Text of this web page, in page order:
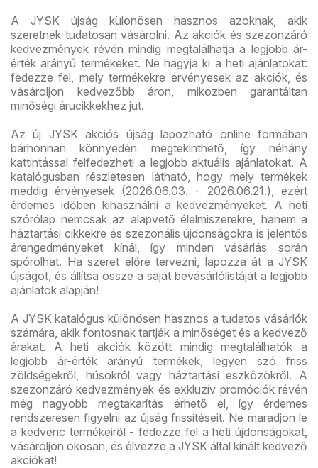
A JYSK újság különösen hasznos azoknak, akik
szeretnek tudatosan vásárolni. Az akciók és szezonzáró
kedvezmények révén mindig megtalálhatja a legjobb ár-
érték arányú termékeket. Ne hagyja ki a heti ajánlatokat:
fedezze fel, mely termékekre érvényesek az akciók, és
vásároljon kedvezőbb áron, miközben garantáltan
minőségi árucikkekhez jut.
Az új JYSK akciós újság lapozható online formában
bárhonnan könnyedén megtekinthető, így néhány
kattintással felfedezheti a legjobb aktuális ajánlatokat. A
katalógusban részletesen látható, hogy mely termékek
meddig érvényesek (2026.06.03. - 2026.06.21.), ezért
érdemes időben kihasználni a kedvezményeket. A heti
szórólap nemcsak az alapvető élelmiszerekre, hanem a
háztartási cikkekre és szezonális újdonságokra is jelentős
árengedményeket kínál, így minden vásárlás során
spórolhat. Ha szeret előre tervezni, lapozza át a JYSK
újságot, és állítsa össze a saját bevásárlólistáját a legjobb
ajánlatok alapján!
A JYSK katalógus különösen hasznos a tudatos vásárlók
számára, akik fontosnak tartják a minőséget és a kedvező
árakat. A heti akciók között mindig megtalálhatók a
legjobb ár-érték arányú termékek, legyen szó friss
zöldségekről, húsokról vagy háztartási eszközökről. A
szezonzáró kedvezmények és exkluzív promóciók révén
még nagyobb megtakarítás érhető el, így érdemes
rendszeresen figyelni az újság frissítéseit. Ne maradjon le
a kedvenc termékeiről - fedezze fel a heti újdonságokat,
vásároljon okosan, és élvezze a JYSK által kínált kedvező
akciókat!